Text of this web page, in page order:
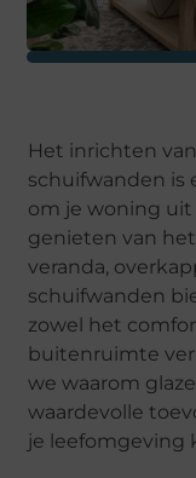
Het inrichten
schuifwanden is
om je woning
genieten van
veranda,
schuifwanden
zowel het
buitenruimte
we waarom
waardevolle
je leefomgeving